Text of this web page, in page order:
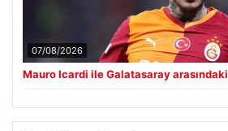
07/08/2026
Mauro Icardi ile Galatasaray